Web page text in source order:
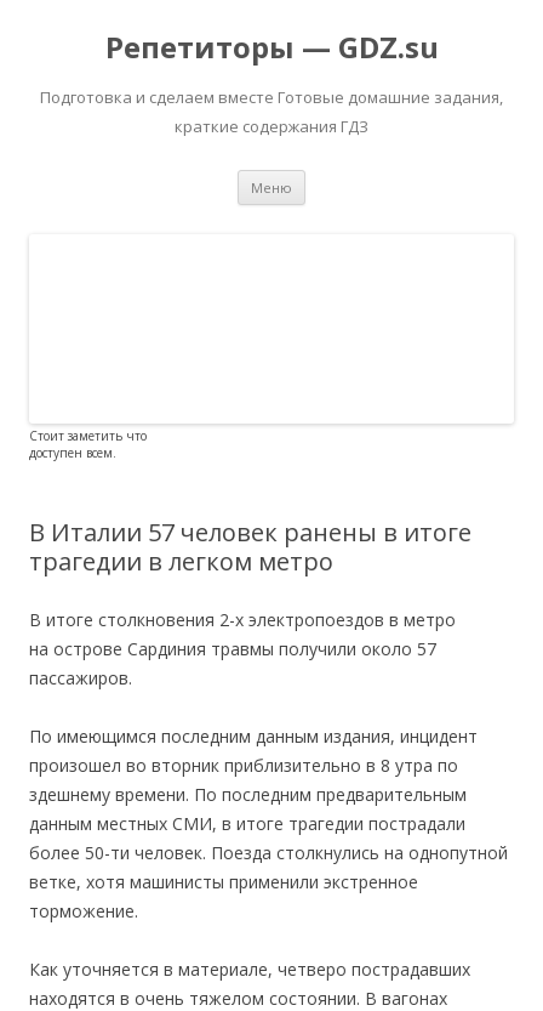
Репетиторы — GDZ.su
Подготовка и сделаем вместе Готовые домашние задания,
краткие содержания ГДЗ
Меню
Стоит заметить что
доступен всем.
В Италии 57 человек ранены в итоге
трагедии в легком метро
В итоге столкновения 2-х электропоездов в метро
на острове Сардиния травмы получили около 57
пассажиров.
По имеющимся последним данным издания, инцидент
произошел во вторник приблизительно в 8 утра по
здешнему времени. По последним предварительным
данным местных СМИ, в итоге трагедии пострадали
более 50-ти человек. Поезда столкнулись на однопутной
ветке, хотя машинисты применили экстренное
торможение.
Как уточняется в материале, четверо пострадавших
находятся в очень тяжелом состоянии. В вагонах